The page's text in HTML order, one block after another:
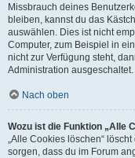
Missbrauch deines
bleiben, kannst du das
auswählen. Dies ist nicht
Computer, zum Beispiel in
nicht zur Verfügung steht,
Administration ausgeschaltet.
Nach oben
Wozu ist die Funktion „Alle
„Alle Cookies löschen“
sorgen, dass du im Forum